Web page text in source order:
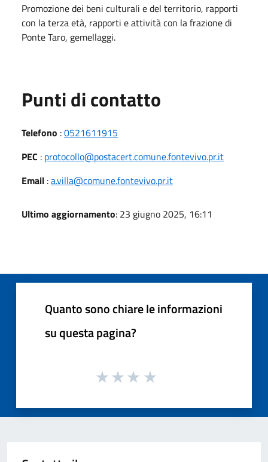
Promozione dei beni culturali e del territorio, rapporti
con la terza età, rapporti e attività con la frazione di
Ponte Taro, gemellaggi.
Punti di contatto
Telefono :0521611915
PEC : protocollo@postacert.comune.fontevivo.pr.it
Email :a.villa@comune.fontevivo.pr.it
Ultimo aggiornamento: 23 giugno 2025, 16:11
Quanto sono chiare le informazioni
su questa pagina?